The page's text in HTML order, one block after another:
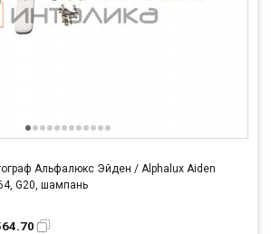
Альфалюкс Эйден / Alphalux Aiden
G20, шампань